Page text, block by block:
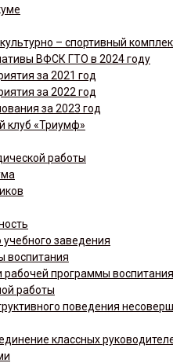
– спортивный
ВФСК ГТО в 2024 году
за 2021 год
за 2022 год
за 2023 год
клуб «Триумф»
работы
заведения
воспитания
программы
работы
поведения
классных